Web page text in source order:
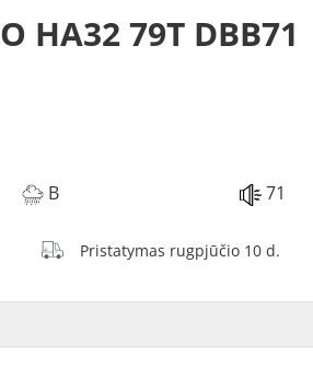
HA32 79T DBB71
B 71
Pristatymas rugpjūčio 10 d.